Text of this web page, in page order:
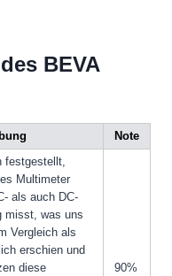
BEVA
Note
festgestellt,
Multimeter
als auch DC-
misst, was uns
Vergleich als
erschien und
diese
90%